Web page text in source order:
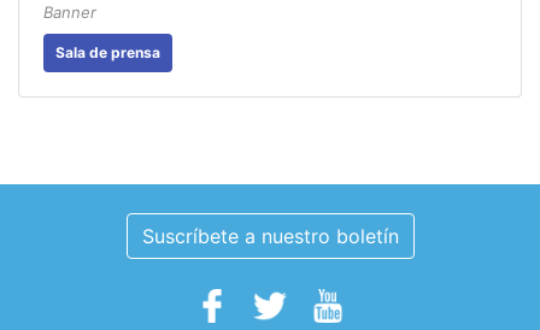
Banner
Sala de prensa
Suscríbete a nuestro boletín